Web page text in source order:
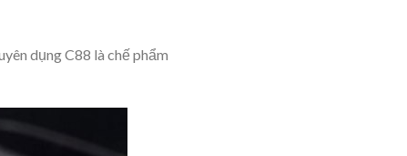
dụng C88 là chế phẩm